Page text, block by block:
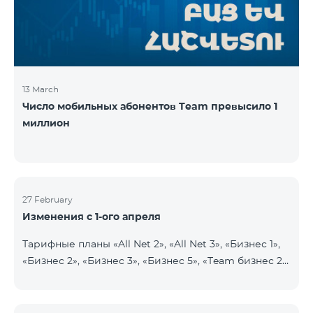
прежних 2900 драмов. Абоненты получат 750
13 March
Число мобильных абонентов Team превысило 1
миллион
27 February
Изменения с 1-ого апреля
Тарифные планы «All Net 2», «All Net 3», «Бизнес 1»,
«Бизнес 2», «Бизнес 3», «Бизнес 5», «Team бизнес 2»,